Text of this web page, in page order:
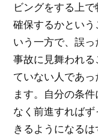
ビングをする上
確保するかとい
いう一方で、誤
事故に見舞われ
ていない人であ
ます。自分の条
なく前進すれば
きるようになる